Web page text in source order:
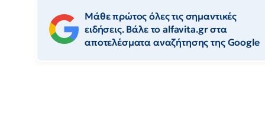
Μάθε πρώτος όλες τις σημαντικές
ειδήσεις. Βάλε το alfavita.gr στα
αποτελέσματα αναζήτησης της Google